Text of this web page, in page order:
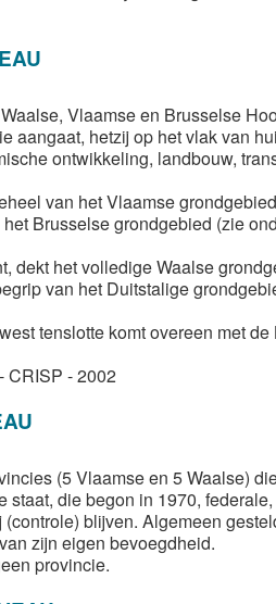
Vlaamse en Brusselse
aangaat, hetzij op het vlak van
ontwikkeling, landbouw,
van het Vlaamse
Brusselse grondgebied (zie
dekt het volledige Waalse
van het Duitstalige
tenslotte komt overeen met
CRISP - 2002
(5 Vlaamse en 5 Waalse)
staat, die begon in 1970,
blijven. Algemeen
zijn eigen bevoegdheid.
provincie.